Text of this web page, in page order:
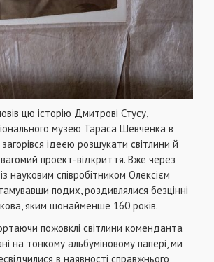
цю історію Дмитрові Стусу,
музею Тараса Шевченка в
ідеєю розшукати світлини й
проект-відкриття. Вже через
науковим співробітником Олексієм
подих, роздивлялися безцінні
яким щонайменше 160 років.
пожовклі світлини коменданта
на тонкому альбуміновому папері, ми
в наявності справжнього